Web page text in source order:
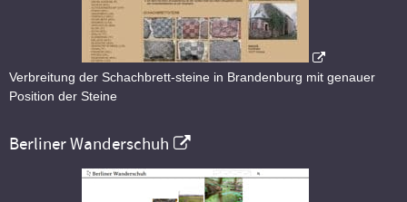
Verbreitung der Schachbrett-steine in Brandenburg mit genauer
Position der Steine
Berliner Wanderschuh